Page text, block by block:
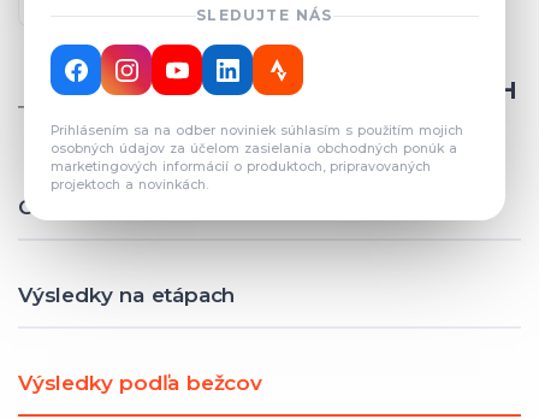
SLEDUJTE NÁS
Prihlásením sa na odber noviniek súhlasím s použitím mojich
osobných údajov za účelom zasielania obchodných ponúk a
marketingových informácií o produktoch, pripravovaných
projektoch a novinkách.
CELKOVÝ POČET REGISTROVANÝCH
TÍMOV: 82
Celkové výsledky
Výsledky na etápach
Výsledky podľa bežcov